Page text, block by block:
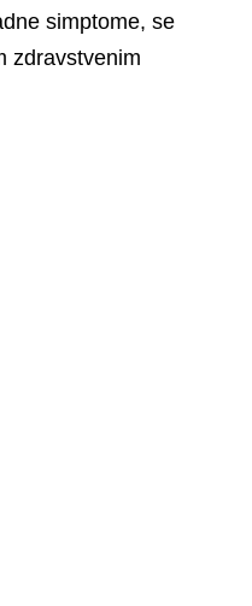
simptome, se
zdravstvenim